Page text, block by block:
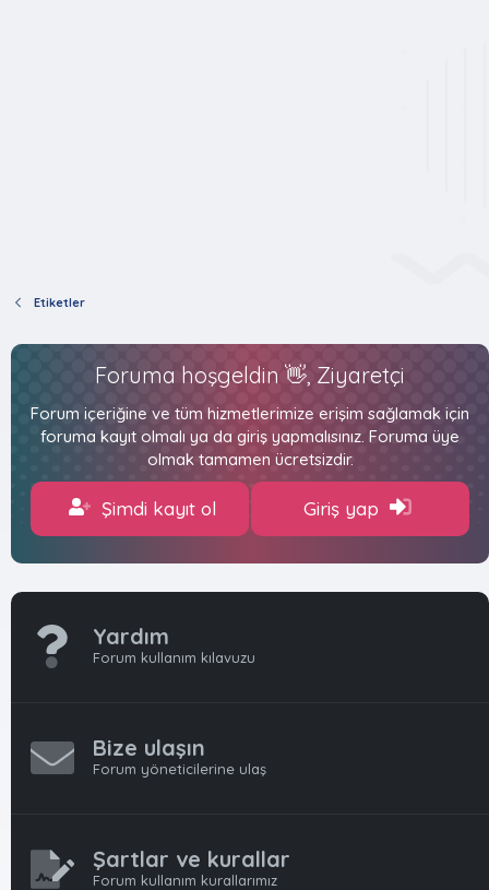
Etiketler
Foruma hoşgeldin 👋, Ziyaretçi
Forum içeriğine ve tüm hizmetlerimize erişim sağlamak için
foruma kayıt olmalı ya da giriş yapmalısınız. Foruma üye
olmak tamamen ücretsizdir.
Şimdi kayıt ol Giriş yap
Yardım
Forum kullanım kılavuzu
Bize ulaşın
Forum yöneticilerine ulaş
Şartlar ve kurallar
Forum kullanım kurallarımız